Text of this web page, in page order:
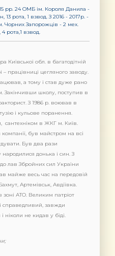
рр. 24 ОМБ ім. Короля Данила -
13 рота, 1 взвод. З 2016 - 2017р. -
Чорних Запорожців - 2 мех.
рота,1 взвод.
Київської обл. в багатодітній
– працівниці цегляного заводу.
а тому і став дуже рано
Закінчивши школу, поступив в
З 1986 р. воював в
і кульове поранення.
сантехніком в ЖКГ м. Київ.
був майстром на всі
Був два рази
донька і син. З
лав Збройних сил України
майже весь час на передовій
Артемівськ, Авдіївка.
зоні АТО. Великим патріот
справедливий, завжди
не кидав у біді.